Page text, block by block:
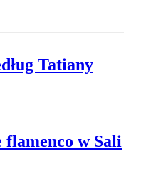
Tatiany
flamenco w Sali